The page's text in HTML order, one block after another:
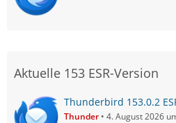
Aktuelle 153 ESR-Version
Thunderbird 153.0.2
Thunder 4. August 2026